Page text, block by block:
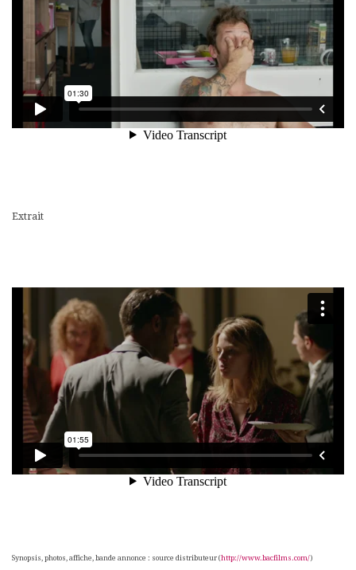
Extrait
Synopsis, photos, affiche, bande annonce : source distributeur (http://www.bacfilms.com/)